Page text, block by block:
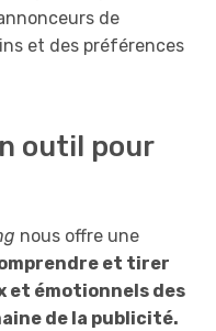
de
et des préférences
outil pour
nous offre une
et tirer
et émotionnels des
de la publicité.